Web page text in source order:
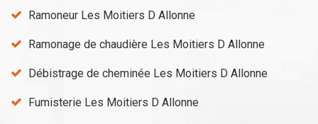
Ramoneur Les Moitiers D Allonne
Ramonage de chaudière Les Moitiers D Allonne
Débistrage de cheminée Les Moitiers D Allonne
Fumisterie Les Moitiers D Allonne